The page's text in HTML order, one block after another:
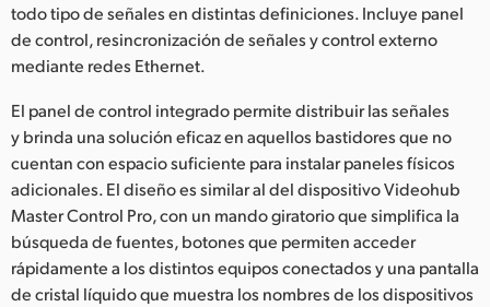
todo tipo de señales en distintas definiciones. Incluye panel
de control, resincronización de señales y control externo
mediante redes Ethernet.
El panel de control integrado permite distribuir las señales
y brinda una solución eficaz en aquellos bastidores que no
cuentan con espacio suficiente para instalar paneles físicos
adicionales. El diseño es similar al del dispositivo Videohub
Master Control Pro, con un mando giratorio que simplifica la
búsqueda de fuentes, botones que permiten acceder
rápidamente a los distintos equipos conectados y una pantalla
de cristal líquido que muestra los nombres de los dispositivos